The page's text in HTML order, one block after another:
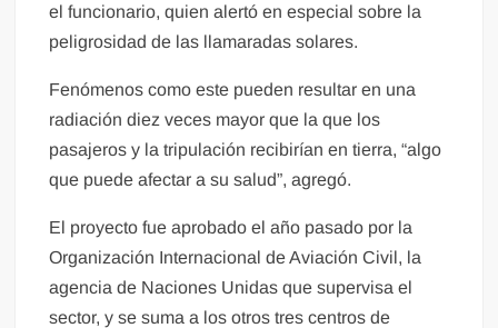
el funcionario, quien alertó en especial sobre la
peligrosidad de las llamaradas solares.
Fenómenos como este pueden resultar en una
radiación diez veces mayor que la que los
pasajeros y la tripulación recibirían en tierra, “algo
que puede afectar a su salud”, agregó.
El proyecto fue aprobado el año pasado por la
Organización Internacional de Aviación Civil, la
agencia de Naciones Unidas que supervisa el
sector, y se suma a los otros tres centros de